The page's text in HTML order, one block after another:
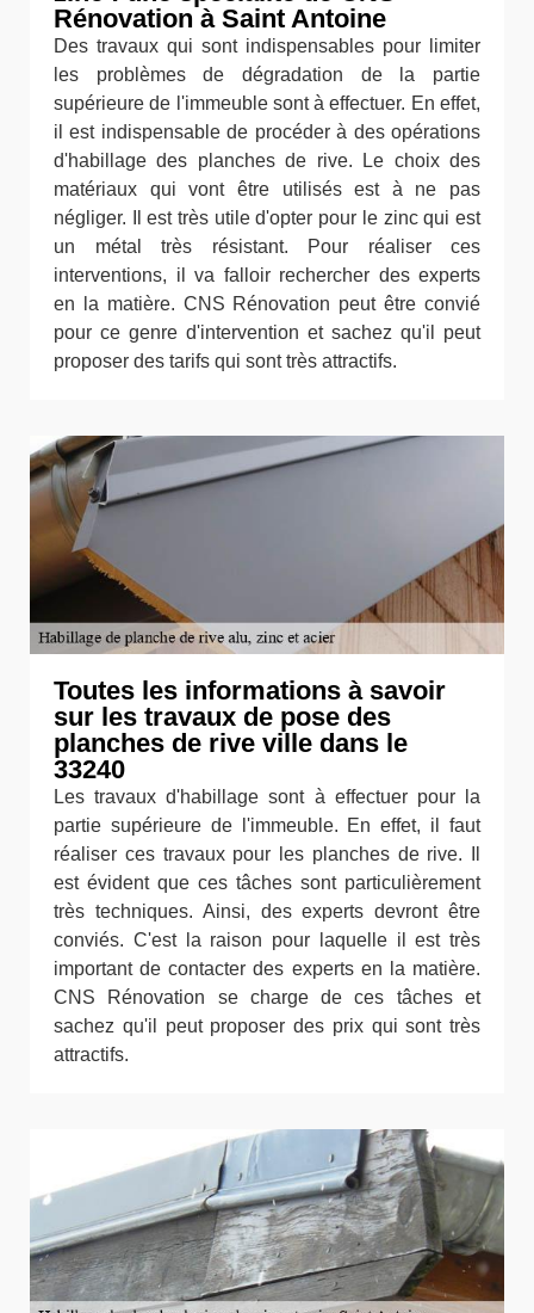
Rénovation à Saint Antoine
Des travaux qui sont indispensables pour limiter
les problèmes de dégradation de la partie
supérieure de l'immeuble sont à effectuer. En effet,
il est indispensable de procéder à des opérations
d'habillage des planches de rive. Le choix des
matériaux qui vont être utilisés est à ne pas
négliger. Il est très utile d'opter pour le zinc qui est
un métal très résistant. Pour réaliser ces
interventions, il va falloir rechercher des experts
en la matière. CNS Rénovation peut être convié
pour ce genre d'intervention et sachez qu'il peut
proposer des tarifs qui sont très attractifs.
Toutes les informations à savoir
sur les travaux de pose des
planches de rive ville dans le
33240
Les travaux d'habillage sont à effectuer pour la
partie supérieure de l'immeuble. En effet, il faut
réaliser ces travaux pour les planches de rive. Il
est évident que ces tâches sont particulièrement
très techniques. Ainsi, des experts devront être
conviés. C'est la raison pour laquelle il est très
important de contacter des experts en la matière.
CNS Rénovation se charge de ces tâches et
sachez qu'il peut proposer des prix qui sont très
attractifs.